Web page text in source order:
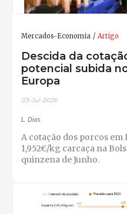
Mercados-Economia Artigo
Descida da
potencial subida
Europa
03-Jul-2026
L. Dias
A cotação dos porcos
1,952€/kg carcaça na
quinzena de Junho.